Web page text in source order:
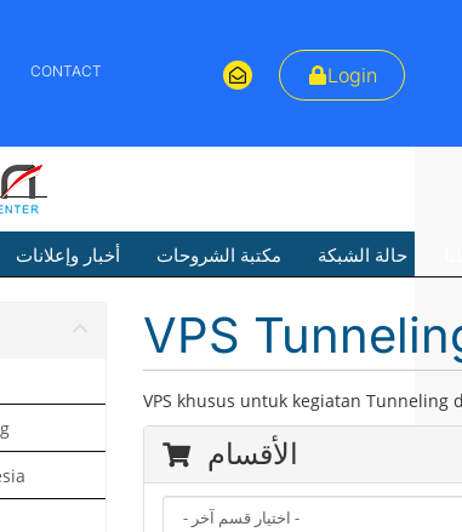
CONTACT Login
أخبار وإعلانات مكتبة الشروحات حالة الشبكة
VPS
VPS khusus untuk kegiatan Tunneling
الأقسام